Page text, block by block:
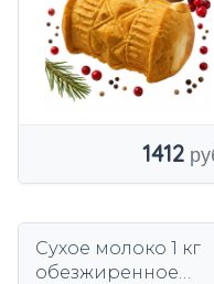
1412
Сухое молоко 1 кг
обезжиренное